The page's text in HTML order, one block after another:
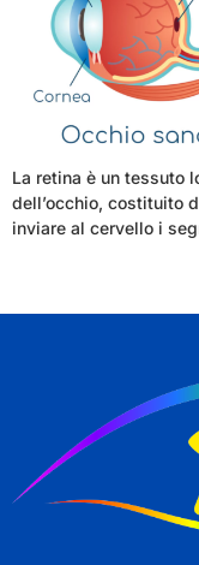
La retina è un tessuto
dell’occhio, costituito
inviare al cervello i